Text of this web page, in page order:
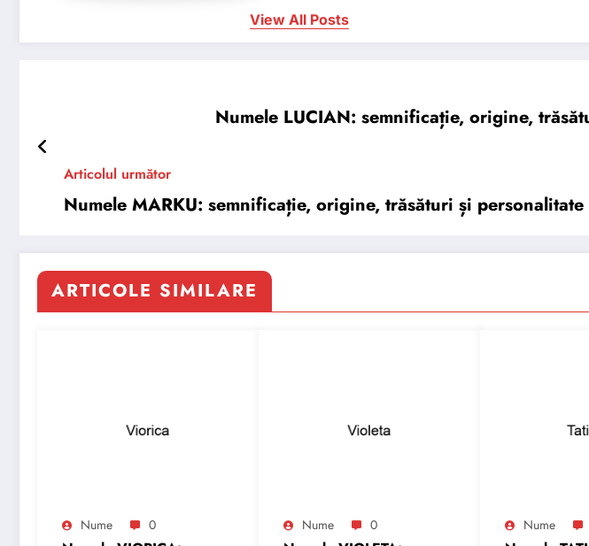
View All Posts
Numele LUCIAN: semnificație, origine,
Articolul următor
Numele MARKU: semnificație, origine, trăsături și personalitate
ARTICOLE SIMILARE
Nume 0 Nume 0 Nume